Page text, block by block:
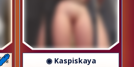
◉ Kaspiskaya